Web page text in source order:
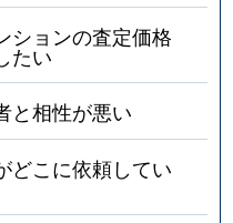
ションの査定価格
たい
と相性が悪い
どこに依頼してい